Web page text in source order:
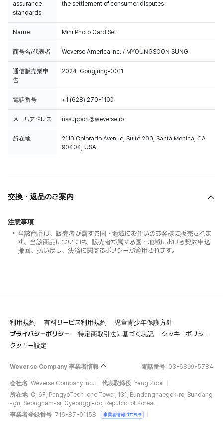
assurance
standards
the settlement of consumer disputes
Name Mini Photo Card Set
商号名/代表者 Weverse America Inc. / MYOUNGSOON SUNG
通信販売業申
告
2024-Gongjung-0011
電話番号 +1 (628) 270-1100
メールアドレス ussupport@weverse.io
所在地
2110 Colorado Avenue, Suite 200, Santa Monica, CA
90404, USA
交換・返品のご案内
注意事項
当該商品は、販売者が属する国・地域にお住いのお客様に販売されま
す。当該商品については、販売者が属する国・地域における契約申込
撤回、払い戻し、決済に関するポリシーが適用されます。
利用規約 有料サービス利用規約
児童青少年保護方針
プライバシーポリシー
特定商取引法に基づく表記
クッキーポリシー
クッキー設定
Weverse Company 事業者情報 電話番号 03-6899-5784
会社名 Weverse Company Inc. 代表取締役 Yang Zooil
所在地 C, 6F, PangyoTech-one Tower, 131, Bundangnaegok-ro, Bundang
-gu, Seongnam-si, Gyeonggi-do, Republic of Korea
事業者登録番号 716-87-01158 事業者情報はこちら